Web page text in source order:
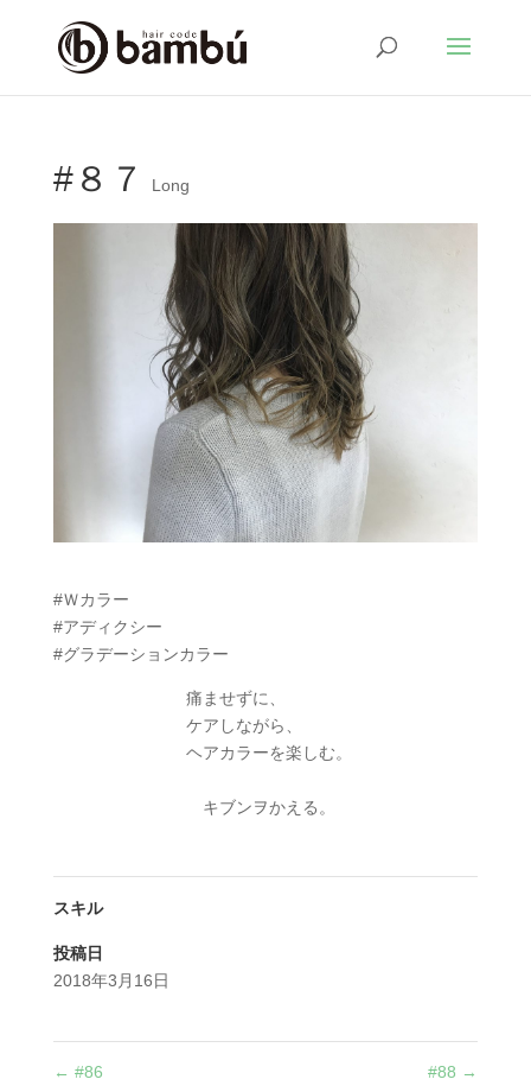
#８７ Long
#Ｗカラー
#アディクシー
#グラデーションカラー
痛ませずに、
ケアしながら、
ヘアカラーを楽しむ。
キブンヲかえる。
スキル
投稿日
2018年3月16日
← #86 #88 →